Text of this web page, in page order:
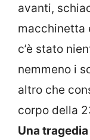
avanti,
macchinetta
c’è stato
nemmeno i
altro che
corpo della
Una tragedia